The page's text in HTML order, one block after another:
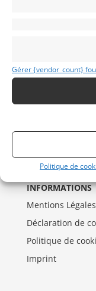
Gérer {vendor_count}
Politique de
INFORMATIONS
Mentions Légales
Déclaration de
Politique de
Imprint